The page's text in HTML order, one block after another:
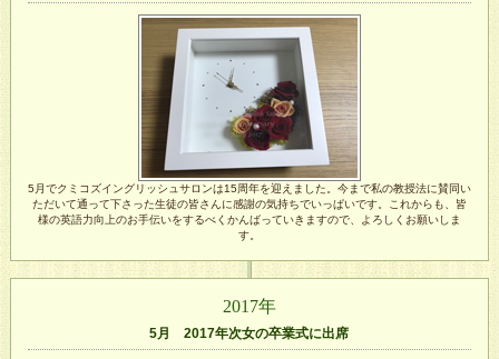
5月でクミコズイングリッシュサロンは15周年を迎えました。今まで私の教授法に賛同い
ただいて通って下さった生徒の皆さんに感謝の気持ちでいっぱいです。これからも、皆
様の英語力向上のお手伝いをするべくかんばっていきますので、よろしくお願いしま
す。
2017年
5月 2017年次女の卒業式に出席